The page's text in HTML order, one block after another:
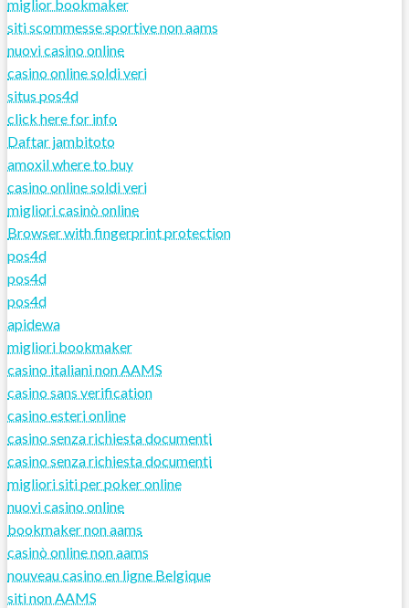
miglior bookmaker
siti scommesse sportive non aams
nuovi casino online
casino online soldi veri
situs pos4d
click here for info
Daftar jambitoto
amoxil where to buy
casino online soldi veri
migliori casinò online
Browser with fingerprint protection
pos4d
pos4d
pos4d
apidewa
migliori bookmaker
casino italiani non AAMS
casino sans verification
casino esteri online
casino senza richiesta documenti
casino senza richiesta documenti
migliori siti per poker online
nuovi casino online
bookmaker non aams
casinò online non aams
nouveau casino en ligne Belgique
siti non AAMS